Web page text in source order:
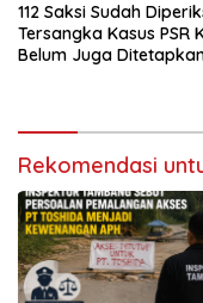
112 Saksi Sudah
Tersangka Kasus PSR
Belum Juga
Rekomendasi